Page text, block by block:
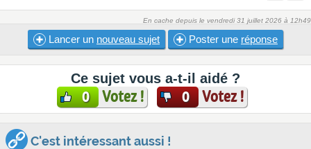
En cache depuis le vendredi 31 juillet 2026 à 12h49
Lancer un nouveau sujet Poster une réponse
Ce sujet vous a-t-il aidé ?
0 Votez ! 0 Votez !
C'est intéressant aussi !